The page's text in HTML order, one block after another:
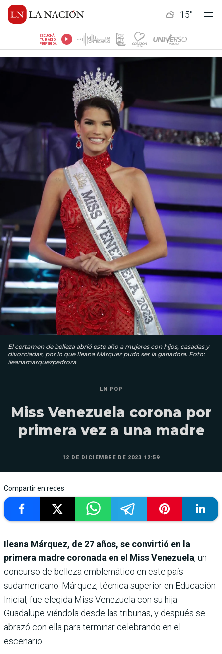
15°
ESCUCHÁ
TU RADIO
PREFERIDA
El certamen de belleza abrió este año a mujeres con hijos, casadas y
divorciadas, por lo que Ileana Márquez pudo ser la ganadora. Foto:
ileanamarquezpedroza
LN POP
Miss Venezuela corona por
primera vez a una madre
12 DE DICIEMBRE DE 2023 12:59
Compartir en redes
Ileana Márquez, de 27 años, se convirtió en la
primera madre coronada en el Miss Venezuela, un
concurso de belleza emblemático en este país
sudamericano. Márquez, técnica superior en Educación
Inicial, fue elegida Miss Venezuela con su hija
Guadalupe viéndola desde las tribunas, y después se
abrazó con ella para terminar celebrando en el
escenario.